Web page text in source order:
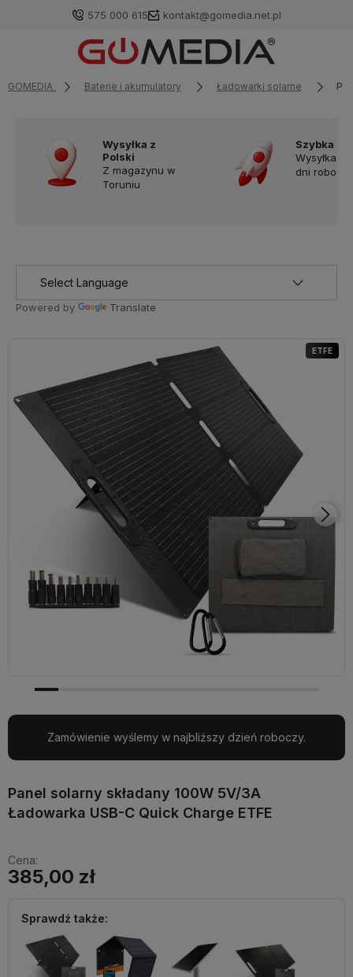
575 000 615 kontakt@gomedia.net.pl
GOMEDIA Baterie i akumulatory Ładowarki solarne
Wysyłka z
Polski
Z magazynu w
Toruniu
Szybka
Wysyłka w
dni
Powered by Translate
ETFE
Zamówienie wyślemy w najbliższy dzień roboczy.
Panel solarny składany 100W 5V/3A
Ładowarka USB-C Quick Charge ETFE
Cena:
385,00 zł
Sprawdź także: